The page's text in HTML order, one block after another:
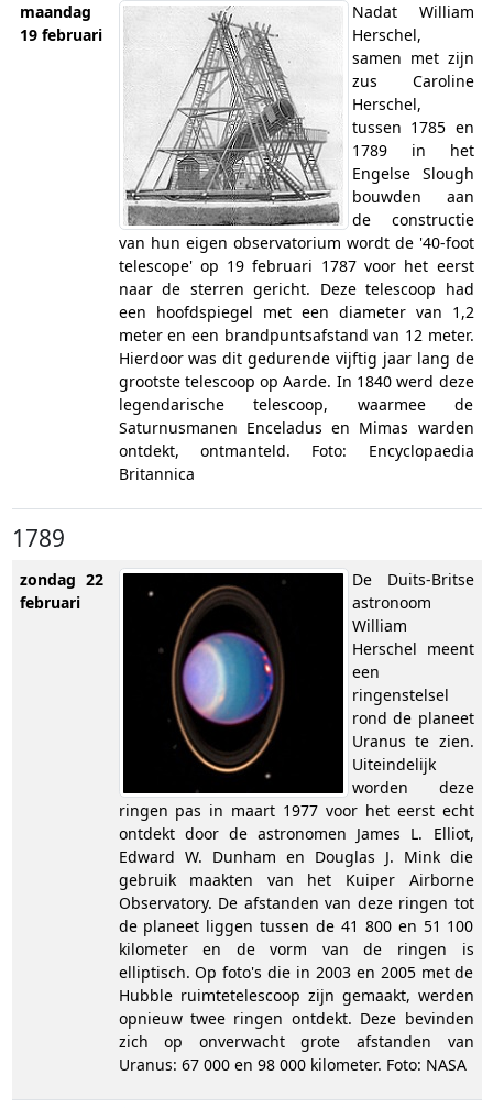
maandag
19 februari
Nadat William
Herschel,
samen met zijn
zus Caroline
Herschel,
tussen 1785 en
1789 in het
Engelse Slough
bouwden aan
de constructie
van hun eigen observatorium wordt de '40-foot
telescope' op 19 februari 1787 voor het eerst
naar de sterren gericht. Deze telescoop had
een hoofdspiegel met een diameter van 1,2
meter en een brandpuntsafstand van 12 meter.
Hierdoor was dit gedurende vijftig jaar lang de
grootste telescoop op Aarde. In 1840 werd deze
legendarische telescoop, waarmee de
Saturnusmanen Enceladus en Mimas warden
ontdekt, ontmanteld. Foto: Encyclopaedia
Britannica
1789
zondag 22
februari
De Duits-Britse
astronoom
William
Herschel meent
een
ringenstelsel
rond de planeet
Uranus te zien.
Uiteindelijk
worden deze
ringen pas in maart 1977 voor het eerst echt
ontdekt door de astronomen James L. Elliot,
Edward W. Dunham en Douglas J. Mink die
gebruik maakten van het Kuiper Airborne
Observatory. De afstanden van deze ringen tot
de planeet liggen tussen de 41 800 en 51 100
kilometer en de vorm van de ringen is
elliptisch. Op foto's die in 2003 en 2005 met de
Hubble ruimtetelescoop zijn gemaakt, werden
opnieuw twee ringen ontdekt. Deze bevinden
zich op onverwacht grote afstanden van
Uranus: 67 000 en 98 000 kilometer. Foto: NASA